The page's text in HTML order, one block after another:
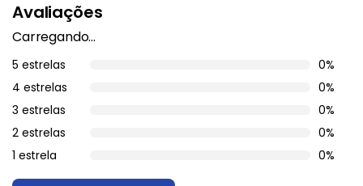
Avaliações
Carregando…
5 estrelas
0%
4 estrelas
0%
3 estrelas
0%
2 estrelas
0%
1 estrela
0%